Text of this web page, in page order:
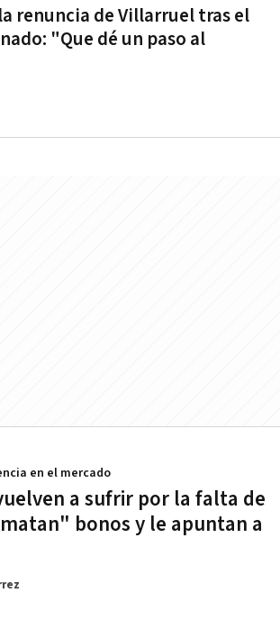
renuncia de Villarruel tras el
"Que dé un paso al
a sufrir por la falta de
bonos y le apuntan a
en el mercado